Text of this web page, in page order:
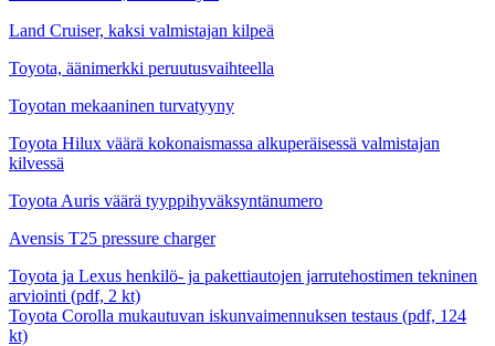
Land Cruiser, kaksi valmistajan kilpeä
Toyota, äänimerkki peruutusvaihteella
Toyotan mekaaninen turvatyyny
Toyota Hilux väärä kokonaismassa alkuperäisessä valmistajan
kilvessä
Toyota Auris väärä tyyppihyväksyntänumero
Avensis T25 pressure charger
Toyota ja Lexus henkilö- ja pakettiautojen jarrutehostimen tekninen
arviointi (pdf, 2 kt)
Toyota Corolla mukautuvan iskunvaimennuksen testaus (pdf, 124
kt)